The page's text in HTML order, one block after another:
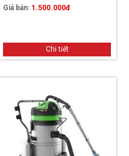
Giá bán: 1.500.000đ
Chi tiết